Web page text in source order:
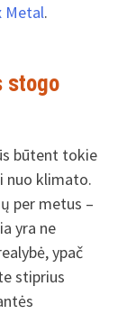
Metal.
stogo
būtent tokie
nuo klimato.
per metus –
yra ne
ypač
stiprius